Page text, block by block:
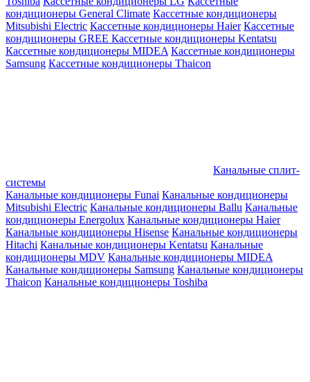
кондиционеры General Climate Кассетные кондиционеры
Mitsubishi Electric Кассетные кондиционеры Haier Кассетные
кондиционеры GREE Кассетные кондиционеры Kentatsu
Кассетные кондиционеры MIDEA Кассетные кондиционеры
Samsung Кассетные кондиционеры Thaicon
Канальные сплит-
системы
Канальные кондиционеры Funai Канальные кондиционеры
Mitsubishi Electric Канальные кондиционеры Ballu Канальные
кондиционеры Energolux Канальные кондиционеры Haier
Канальные кондиционеры Hisense Канальные кондиционеры
Hitachi Канальные кондиционеры Kentatsu Канальные
кондиционеры MDV Канальные кондиционеры MIDEA
Канальные кондиционеры Samsung Канальные кондиционеры
Thaicon Канальные кондиционеры Toshiba